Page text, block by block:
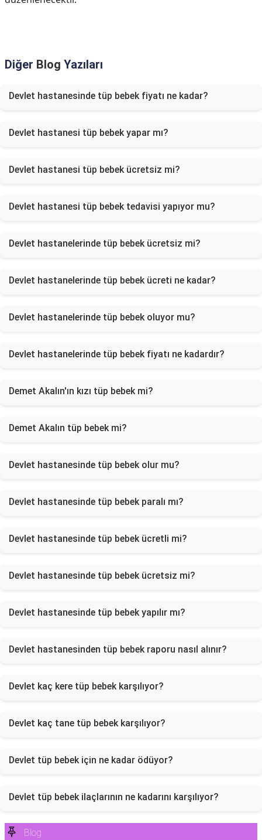
Diğer Blog Yazıları
Devlet hastanesinde tüp bebek fiyatı ne kadar?
Devlet hastanesi tüp bebek yapar mı?
Devlet hastanesi tüp bebek ücretsiz mi?
Devlet hastanesi tüp bebek tedavisi yapıyor mu?
Devlet hastanelerinde tüp bebek ücretsiz mi?
Devlet hastanelerinde tüp bebek ücreti ne kadar?
Devlet hastanelerinde tüp bebek oluyor mu?
Devlet hastanelerinde tüp bebek fiyatı ne kadardır?
Demet Akalın'ın kızı tüp bebek mi?
Demet Akalın tüp bebek mi?
Devlet hastanesinde tüp bebek olur mu?
Devlet hastanesinde tüp bebek paralı mı?
Devlet hastanesinde tüp bebek ücretli mi?
Devlet hastanesinde tüp bebek ücretsiz mi?
Devlet hastanesinde tüp bebek yapılır mı?
Devlet hastanesinden tüp bebek raporu nasıl alınır?
Devlet kaç kere tüp bebek karşılıyor?
Devlet kaç tane tüp bebek karşılıyor?
Devlet tüp bebek için ne kadar ödüyor?
Devlet tüp bebek ilaçlarının ne kadarını karşılıyor?
Blog